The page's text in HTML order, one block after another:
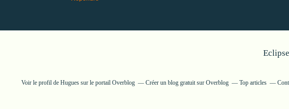
Voir le profil de Hugues sur le portail Overblog Créer un blog gratuit sur Overblog Top articles